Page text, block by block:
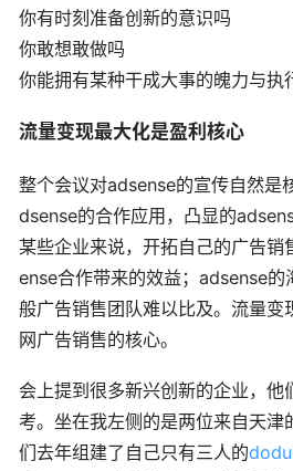
你有时刻准备创新的意识吗
你敢想敢做吗
你能拥有某种干成大事的魄力与执
流量变现最大化是盈利核心
整个会议对adsense的宣传自然是
dsense的合作应用，凸显的
某些企业来说，开拓自己的广告
ense合作带来的效益；adsense的
般广告销售团队难以比及。流量变
网广告销售的核心。
会上提到很多新兴创新的企业，他
考。坐在我左侧的是两位来自天津
们去年组建了自己只有三人的